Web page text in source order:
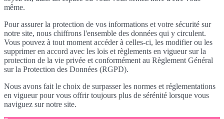
même.
Pour assurer la protection de vos informations et votre sécurité sur
notre site, nous chiffrons l'ensemble des données qui y circulent.
Vous pouvez à tout moment accéder à celles-ci, les modifier ou les
supprimer en accord avec les lois et règlements en vigueur sur la
protection de la vie privée et conformément au Règlement Général
sur la Protection des Données (RGPD).
Nous avons fait le choix de surpasser les normes et réglementations
en vigueur pour vous offrir toujours plus de sérénité lorsque vous
naviguez sur notre site.